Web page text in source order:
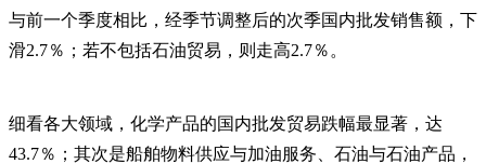
与前一个季度相比，经季节调整后的次季国内批发销售额，下
滑2.7％；若不包括石油贸易，则走高2.7％。
细看各大领域，化学产品的国内批发贸易跌幅最显著，达
43.7％；其次是船舶物料供应与加油服务、石油与石油产品，